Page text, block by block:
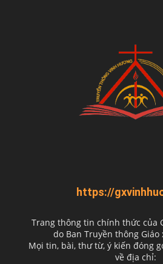
https://
Trang thông tin chính thức của
do Ban Truyền thông
Mọi tin, bài, thư từ, ý kiến đóng
về địa chỉ: